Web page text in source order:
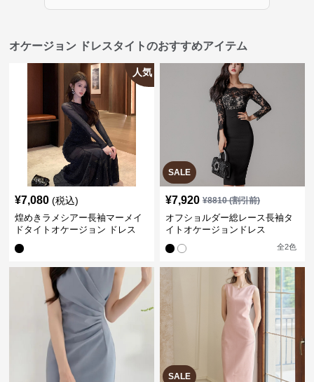
オケージョン ドレスタイトのおすすめアイテム
人気
¥7,080 (税込)
煌めきラメシアー長袖マーメイ
ドタイトオケージョン ドレス
SALE
¥7,920 ¥8810(割引前)
オフショルダー総レース長袖タ
イトオケージョンドレス
全2色
SALE